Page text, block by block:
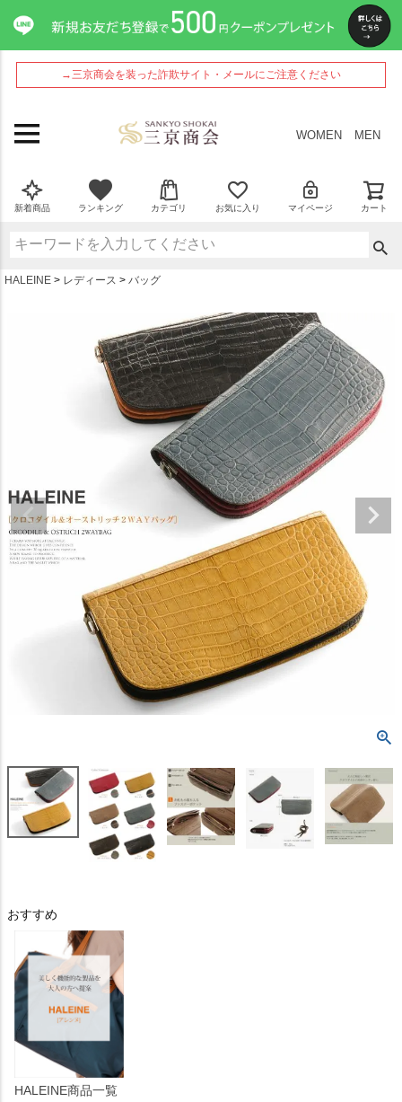
→三京商会を装った詐欺サイト・メールにご注意ください
WOMEN MEN
新着商品 ランキング カテゴリ お気に入り マイページ カート
HALEINE レディース バッグ
おすすめ
HALEINE商品一覧
ペー
ジト
ップ
へ